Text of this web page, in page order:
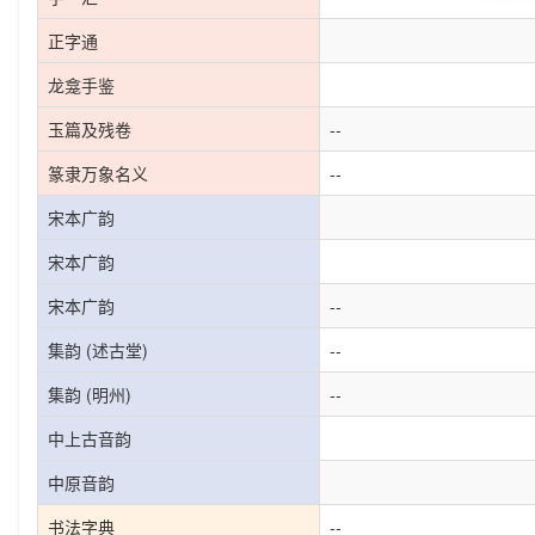
正字通
龙龛手鉴
玉篇及残卷
--
篆隶万象名义
--
宋本广韵
宋本广韵
宋本广韵
--
集韵 (述古堂)
--
集韵 (明州)
--
中上古音韵
中原音韵
书法字典
--